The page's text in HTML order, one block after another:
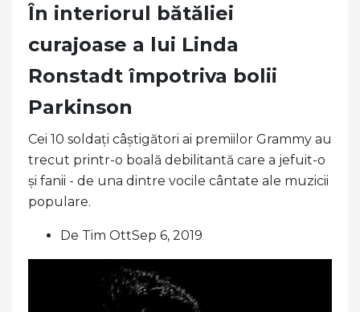
În interiorul bătăliei
curajoase a lui Linda
Ronstadt împotriva bolii
Parkinson
Cei 10 soldați câștigători ai premiilor Grammy au
trecut printr-o boală debilitantă care a jefuit-o
și fanii - de una dintre vocile cântate ale muzicii
populare.
De Tim OttSep 6, 2019